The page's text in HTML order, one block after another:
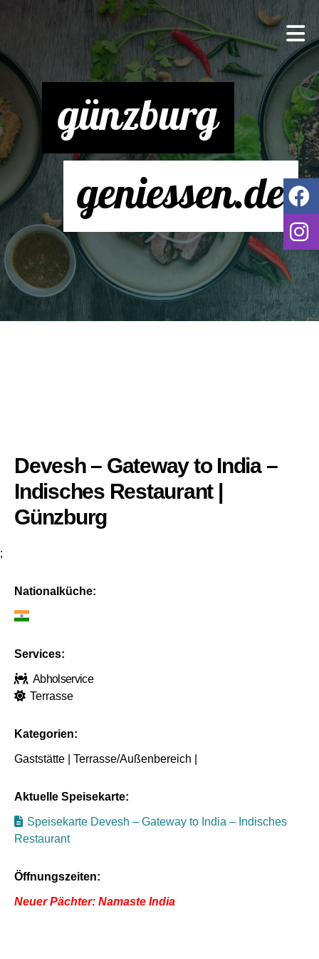
günzburg
geniessen.de
Devesh – Gateway to India –
Indisches Restaurant |
Günzburg
;
Nationalküche:
Services:
Abholservice
Terrasse
Kategorien:
Gaststätte | Terrasse/Außenbereich |
Aktuelle Speisekarte:
Speisekarte Devesh – Gateway to India – Indisches
Restaurant
Öffnungszeiten:
Neuer Pächter: Namaste India